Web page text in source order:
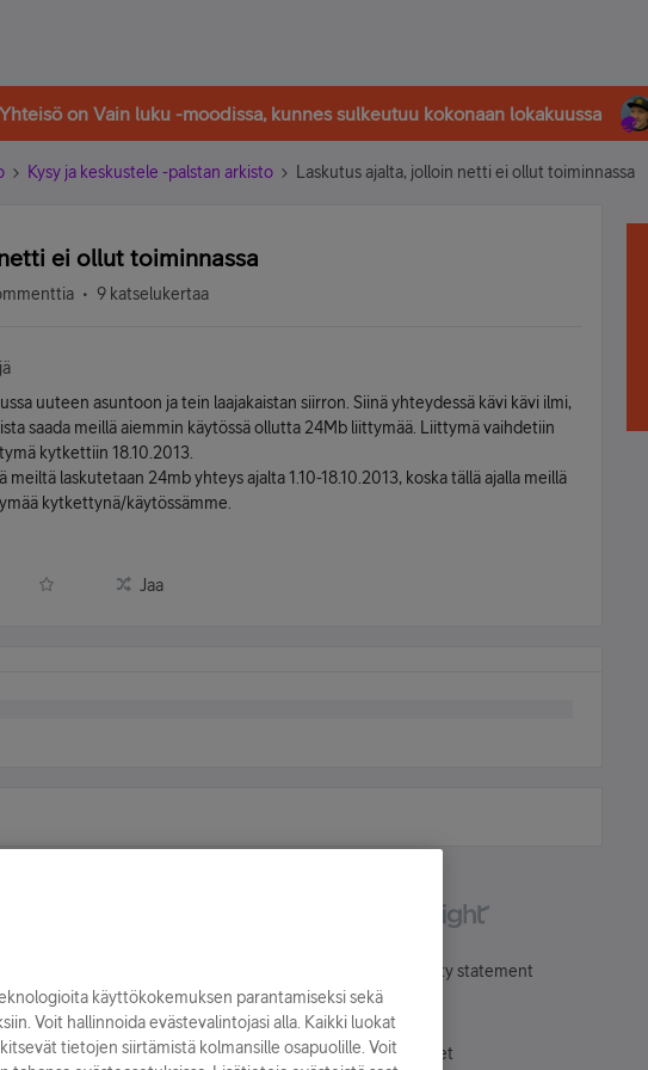
on Vain luku -moodissa, kunnes sulkeutuu kokonaan lokakuussa
Kysy ja keskustele -palstan arkisto Laskutus ajalta, jolloin netti ei ollut toiminnassa
ei ollut toiminnassa
9 katselukertaa
uuteen asuntoon ja tein laajakaistan siirron. Siinä yhteydessä kävi kävi ilmi,
saada meillä aiemmin käytössä ollutta 24Mb liittymää. Liittymä vaihdetiin
kytkettiin 18.10.2013.
laskutetaan 24mb yhteys ajalta 1.10-18.10.2013, koska tällä ajalla meillä
kytkettynä/käytössämme.
Jaa
Accessibility statement
Evästeasetukset
käyttökokemuksen parantamiseksi sekä
Voit hallinnoida evästevalintojasi alla. Kaikki luokat
tietojen siirtämistä kolmansille osapuolille. Voit